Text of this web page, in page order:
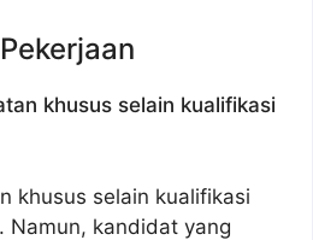
khusus selain kualifikasi
khusus selain kualifikasi
Namun, kandidat yang